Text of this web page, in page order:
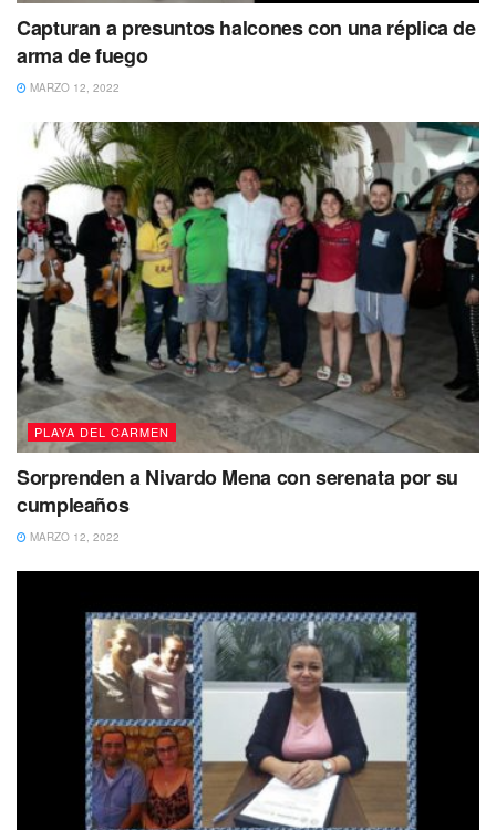
Capturan a presuntos halcones con una réplica de
arma de fuego
MARZO 12, 2022
PLAYA DEL CARMEN
Sorprenden a Nivardo Mena con serenata por su
cumpleaños
MARZO 12, 2022